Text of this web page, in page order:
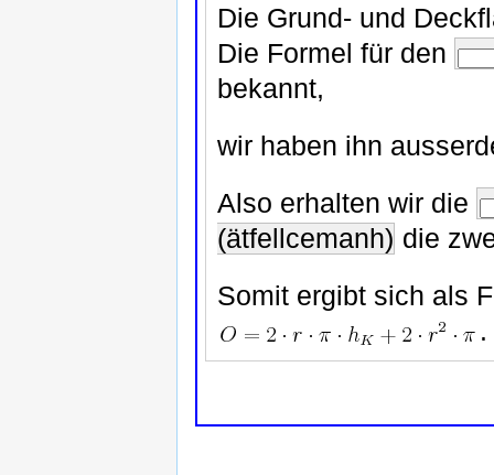
Die Grund- und
Die Formel für den
bekannt,
wir haben ihn
Also erhalten wir die
(ätfellcemanh) die
Somit ergibt sich als
.